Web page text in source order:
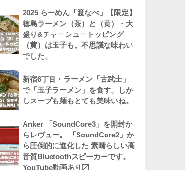
2025 らーめん「渡なべ」【限定】
徳島ラーメン（茶）と（黄）・大
盛り&チャーシュートッピング
（黄）は玉子も。不思議な味わい
でした。
新宿6丁目・ラーメン「古武士」
で「玉子ラーメン」を食す。しか
しスープも麺もとても美味いね。
Anker 「SoundCore3」を開封か
らレヴュー。 「SoundCore2」か
ら圧倒的に進化した 素晴らしい高
音質Bluetoothスピーカーです。
YouTube動画あり〼